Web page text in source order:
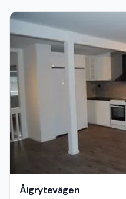
Ålgrytevägen